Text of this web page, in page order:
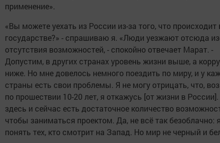
применение».
«Вы можете уехать из России из-за того, что происходит
государстве?» - спрашиваю я. «Люди уезжают отсюда
отсутствия возможностей, - спокойно отвечает Марат. -
Допустим, в других странах уровень жизни выше, а
ниже. Но мне довелось немного поездить по миру, и у
страны есть свои проблемы. Я не могу отрицать, что,
по прошествии 10-20 лет, я откажусь [от жизни в
здесь и сейчас есть достаточное количество
чтобы заниматься проектом. Да, не всё так безоблачно:
понять тех, кто смотрит на Запад. Но мир не черный и